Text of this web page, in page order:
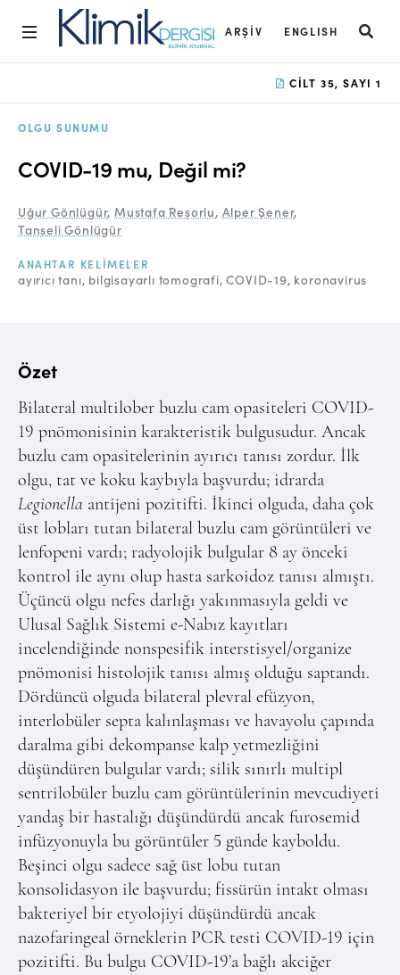
ARŞIV ENGLISH
Yayın Kurulu
Etik İlkeler
Yazarlara Bilgi
Online Makale Gönderimi
Dizinler
Telif Hakları
İletişim
FACEBOOK TWITTER YOUTUBE
CILT 35, SAYI 1
OLGU SUNUMU
COVID-19 mu, Değil mi?
Uğur Gönlügür,Mustafa Reşorlu, Alper Şener,
Tanseli Gönlügür
ANAHTAR KELIMELER
ayırıcı tanı bilgisayarlı tomografi COVID-19 koronavirus
Özet
Bilateral multilober buzlu cam opasiteleri COVID-
19 pnömonisinin karakteristik bulgusudur. Ancak
buzlu cam opasitelerinin ayırıcı tanısı zordur. İlk
olgu, tat ve koku kaybıyla başvurdu; idrarda
Legionella antijeni pozitifti. İkinci olguda, daha çok
üst lobları tutan bilateral buzlu cam görüntüleri ve
lenfopeni vardı; radyolojik bulgular 8 ay önceki
kontrol ile aynı olup hasta sarkoidoz tanısı almıştı.
Üçüncü olgu nefes darlığı yakınmasıyla geldi ve
Ulusal Sağlık Sistemi e-Nabız kayıtları
incelendiğinde nonspesifik interstisyel/organize
pnömonisi histolojik tanısı almış olduğu saptandı.
Dördüncü olguda bilateral plevral efüzyon,
interlobüler septa kalınlaşması ve havayolu çapında
daralma gibi dekompanse kalp yetmezliğini
düşündüren bulgular vardı; silik sınırlı multipl
sentrilobüler buzlu cam görüntülerinin mevcudiyeti
yandaş bir hastalığı düşündürdü ancak furosemid
infüzyonuyla bu görüntüler 5 günde kayboldu.
Beşinci olgu sadece sağ üst lobu tutan
konsolidasyon ile başvurdu; fissürün intakt olması
bakteriyel bir etyolojiyi düşündürdü ancak
nazofaringeal örneklerin PCR testi COVID-19 için
pozitifti. Bu bulgu COVID-19’a bağlı akciğer